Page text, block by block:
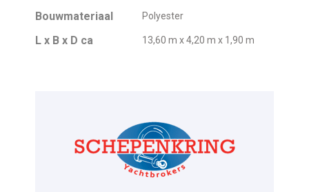
Bouwmateriaal Polyester
L x B x D ca 13,60 m x 4,20 m x 1,90 m